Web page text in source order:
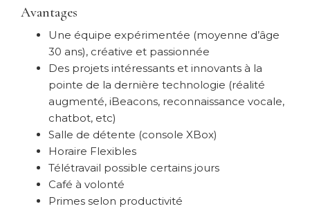
Avantages
Une équipe expérimentée (moyenne d’âge
30 ans), créative et passionnée
Des projets intéressants et innovants à la
pointe de la dernière technologie (réalité
augmenté, iBeacons, reconnaissance vocale,
chatbot, etc)
Salle de détente (console XBox)
Horaire Flexibles
Télétravail possible certains jours
Café à volonté
Primes selon productivité